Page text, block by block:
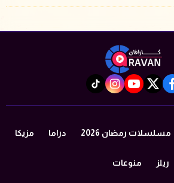
facebook
twitter
youtube
instagram
tiktok
مسلسلات رمضان 2026 دراما مزيكا
ريلز منوعات